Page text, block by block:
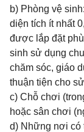
b) Phòng vệ
diện tích ít nhất
được lắp đặt
sinh sử dụng
chăm sóc, giáo
thuận tiện cho
c) Chỗ chơi
hoặc sân chơi
d) Những nơi có